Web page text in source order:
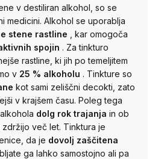
v destiliran alkohol, so se
medicini. Alkohol se uporablja
stene rastline
, kar omogoča
spojin . Za tinkturo
rastline, ki jih po temeljitem
v 25 % alkoholu . Tinkture so
kot sami zeliščni decokti, zato
v krajšem času. Poleg tega
dolg rok trajanja in ob
zdržijo več let. Tinktura je
da je dovolj zaščitena
ga lahko samostojno ali pa